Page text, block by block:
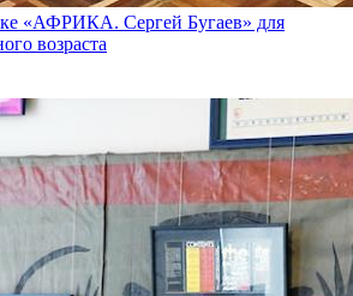
«АФРИКА. Сергей Бугаев» для
возраста